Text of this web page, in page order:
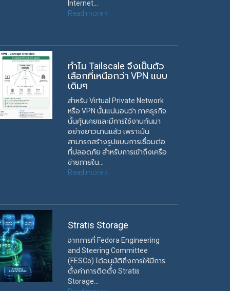
Internet...
Read more »
ทำไม Tailscale จึงเป็นตัว
เลือกที่เหนือกว่า VPN แบบ
เดิมๆ
สำหรับ Virtual Private Network
หรือ VPN นั้นแน่นอนว่า ภาคธุรกิจ
นั้นคุ้นเคยและมีการใช้งานกันมา
อย่างยาวนานแล้ว เพราะมัน
สามารถสร้างรูปแบบการเชื่อมต่อ
ที่ปลอดภัย สำหรับการเข้าถึงเครือ
ข่ายภายใน...
Read more »
Stratis Storage
จากการที่ Fedora Engineering
and Steering Committee
(FESCo) ได้อนุมัติถึงการให้มีการ
ตั้งค่าการติดตั้ง Stratis
Storage...